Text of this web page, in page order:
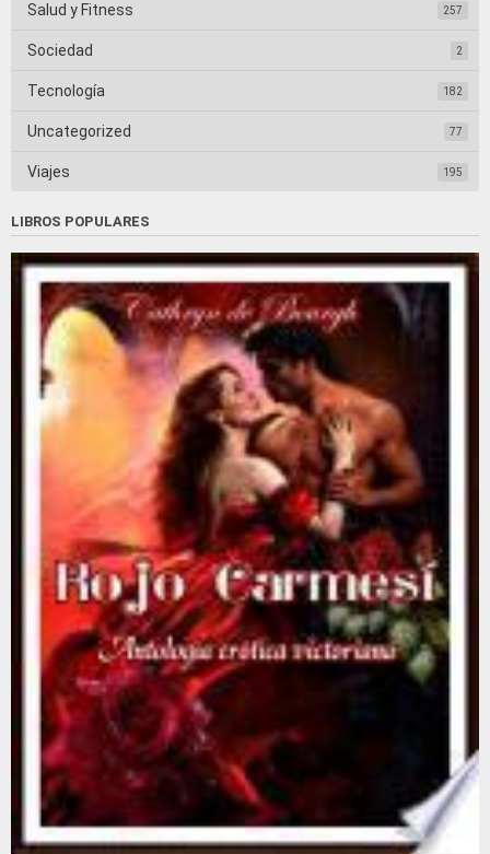
Salud y Fitness 257
Sociedad 2
Tecnología 182
Uncategorized 77
Viajes 195
LIBROS POPULARES